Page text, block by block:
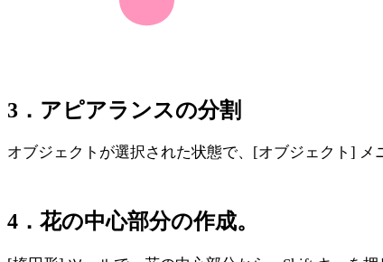
3．アピアランスの分割
オブジェクトが選択された状態で、[オブジェクト]
4．花の中心部分の作成。